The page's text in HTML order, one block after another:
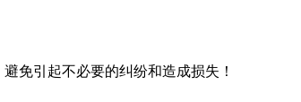
免引起不必要的纠纷和造成损失！